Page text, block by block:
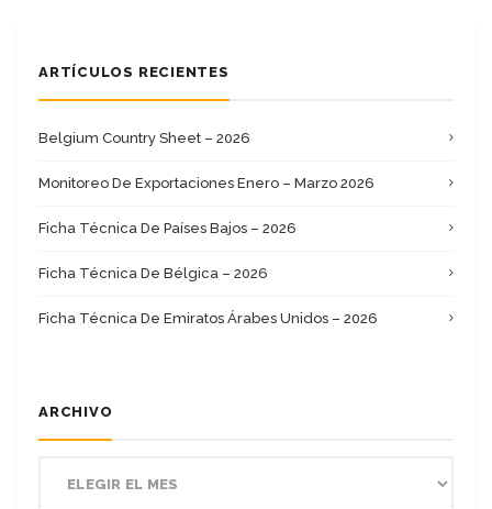
ARTÍCULOS RECIENTES
Belgium Country Sheet – 2026
Monitoreo De Exportaciones Enero – Marzo 2026
Ficha Técnica De Países Bajos – 2026
Ficha Técnica De Bélgica – 2026
Ficha Técnica De Emiratos Árabes Unidos – 2026
ARCHIVO